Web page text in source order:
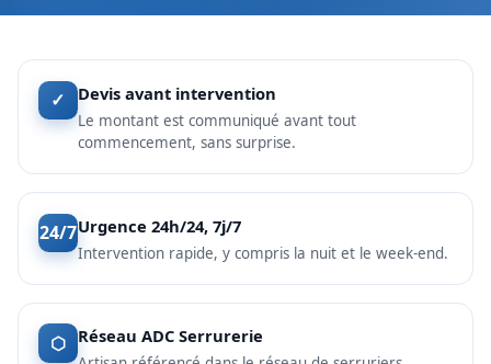
✓ Devis avant intervention
Le montant est communiqué avant tout
commencement, sans surprise.
24/7Urgence 24h/24, 7j/7
Intervention rapide, y compris la nuit et le week-end.
⬡ Réseau ADC Serrurerie